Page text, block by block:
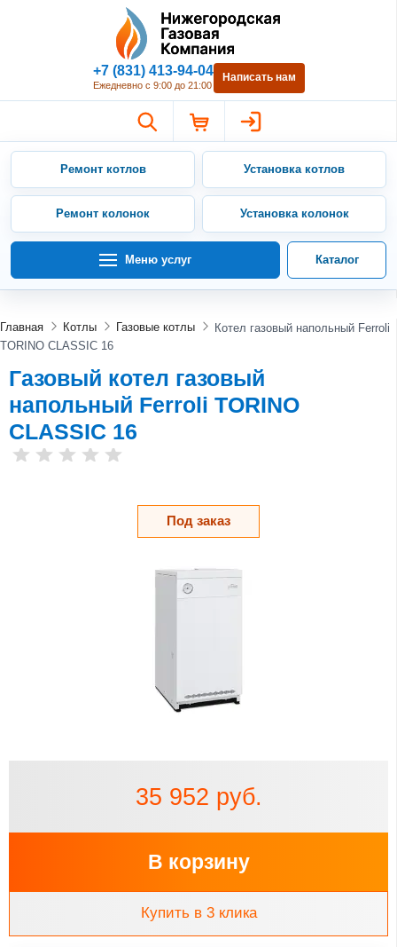
Нижегородская Газовая
+7 (831) 413-94-04
Ежедневно с 9:00 до 21:00
Написать нам
Ремонт котлов Установка котлов
Ремонт колонок Установка колонок
Меню услуг Каталог
Главная Котлы Газовые котлы
Котел газовый напольный Ferroli
TORINO CLASSIC 16
Газовый котел газовый
напольный Ferroli TORINO
CLASSIC 16
Под заказ
35 952 руб.
В корзину
Купить в 3 клика